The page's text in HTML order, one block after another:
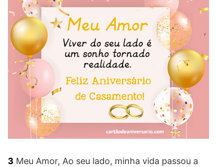
3 Meu Amor, Ao seu lado, minha vida passou a